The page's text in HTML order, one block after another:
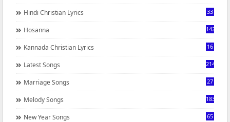
Hindi Christian Lyrics 33
Hosanna 142
Kannada Christian Lyrics 16
Latest Songs 214
Marriage Songs 27
Melody Songs 183
New Year Songs 65